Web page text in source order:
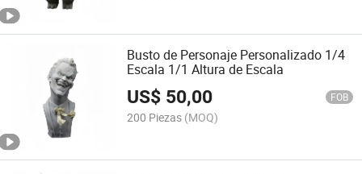
Busto de Personaje Personalizado 1/4
Escala 1/1 Altura de Escala
US$ 50,00 FOB
200 Piezas (MOQ)